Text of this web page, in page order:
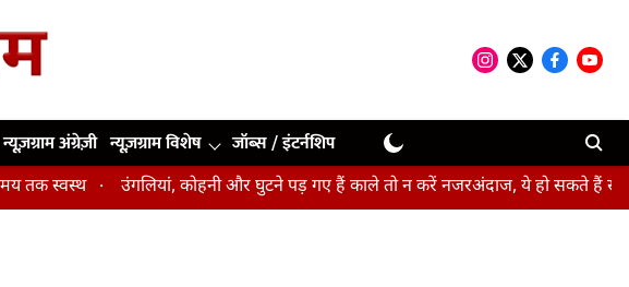
न्यूज़ग्राम अंग्रेज़ी न्यूज़ग्राम विशेष जॉब्स / इंटर्नशिप
उंगलियां, कोहनी और घुटने पड़ गए हैं काले तो न करें नजरअंदाज, ये हो सकते हैं संकेत